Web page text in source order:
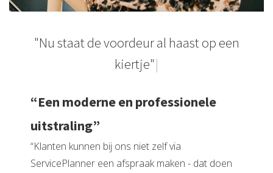
"Nu staatdevoordeural haastop een
kiertje"
“Een moderne en professionele
uitstraling”
“Klanten kunnen bij ons niet zelf via
ServicePlanner een afspraak maken - dat doen